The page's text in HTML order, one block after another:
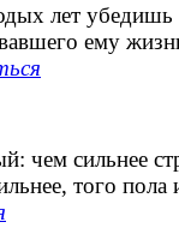
лет убедишь
ему
чем сильнее
того пола